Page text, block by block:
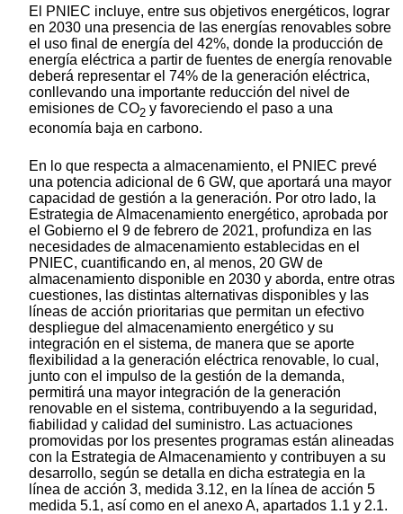
El PNIEC incluye, entre sus objetivos energéticos, lograr
en 2030 una presencia de las energías renovables sobre
el uso final de energía del 42%, donde la producción de
energía eléctrica a partir de fuentes de energía renovable
deberá representar el 74% de la generación eléctrica,
conllevando una importante reducción del nivel de
emisiones de CO2 y favoreciendo el paso a una
economía baja en carbono.
En lo que respecta a almacenamiento, el PNIEC prevé
una potencia adicional de 6 GW, que aportará una mayor
capacidad de gestión a la generación. Por otro lado, la
Estrategia de Almacenamiento energético, aprobada por
el Gobierno el 9 de febrero de 2021, profundiza en las
necesidades de almacenamiento establecidas en el
PNIEC, cuantificando en, al menos, 20 GW de
almacenamiento disponible en 2030 y aborda, entre otras
cuestiones, las distintas alternativas disponibles y las
líneas de acción prioritarias que permitan un efectivo
despliegue del almacenamiento energético y su
integración en el sistema, de manera que se aporte
flexibilidad a la generación eléctrica renovable, lo cual,
junto con el impulso de la gestión de la demanda,
permitirá una mayor integración de la generación
renovable en el sistema, contribuyendo a la seguridad,
fiabilidad y calidad del suministro. Las actuaciones
promovidas por los presentes programas están alineadas
con la Estrategia de Almacenamiento y contribuyen a su
desarrollo, según se detalla en dicha estrategia en la
línea de acción 3, medida 3.12, en la línea de acción 5
medida 5.1, así como en el anexo A, apartados 1.1 y 2.1.